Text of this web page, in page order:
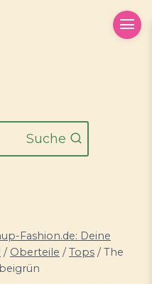
Suche
Fashion.de: Deine
/ Oberteile / Tops / The